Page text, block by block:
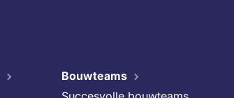
Bouwteams